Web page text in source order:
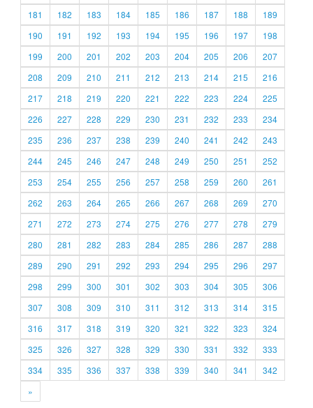
181
182 183 184 185 186 187 188
189
190
191 192 193 194 195 196 197
198
199
200 201 202 203 204 205 206
207
208
209 210 211 212 213 214 215
216
217
218 219 220 221 222 223 224
225
226
227 228 229 230 231 232 233
234
235
236 237 238 239 240 241 242
243
244
245 246 247 248 249 250 251
252
253
254 255 256 257 258 259 260
261
262
263 264 265 266 267 268 269
270
271
272 273 274 275 276 277 278
279
280
281 282 283 284 285 286 287
288
289
290 291 292 293 294 295 296
297
298
299 300 301 302 303 304 305
306
307
308 309 310 311 312 313 314
315
316
317 318 319 320 321 322 323
324
325
326 327 328 329 330 331 332
333
334
335 336 337 338 339 340 341
342
»